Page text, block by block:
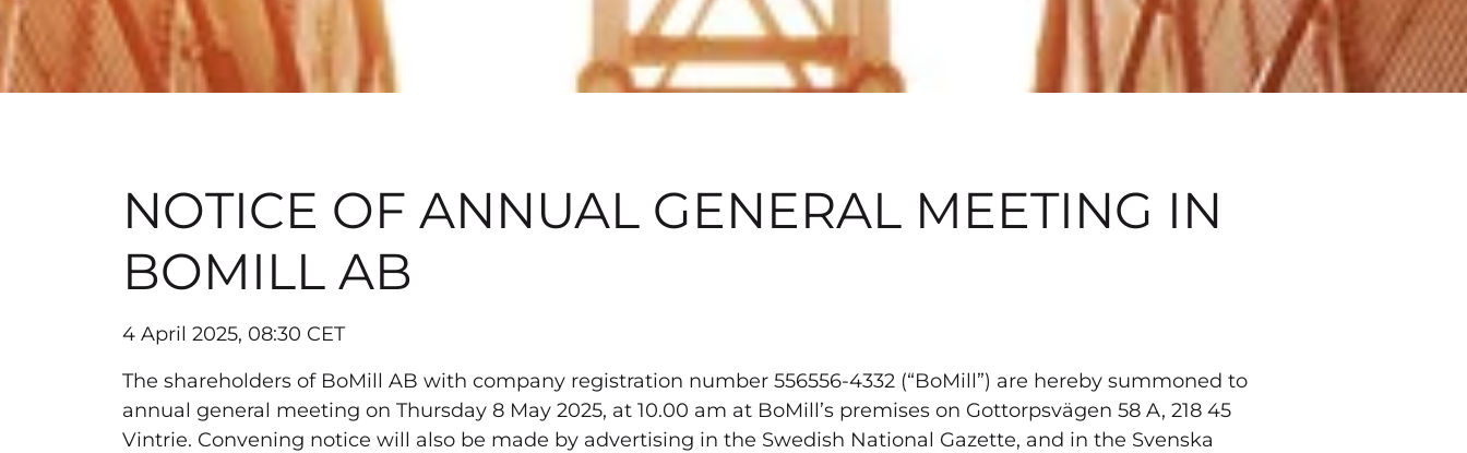
NOTICE OF ANNUAL GENERAL MEETING IN
BOMILL AB
4 April 2025, 08:30 CET
The shareholders of BoMill AB with company registration number 556556-4332 (“BoMill”) are hereby summoned to
annual general meeting on Thursday 8 May 2025, at 10.00 am at BoMill’s premises on Gottorpsvägen 58 A, 218 45
Vintrie. Convening notice will also be made by advertising in the Swedish National Gazette, and in the Svenska